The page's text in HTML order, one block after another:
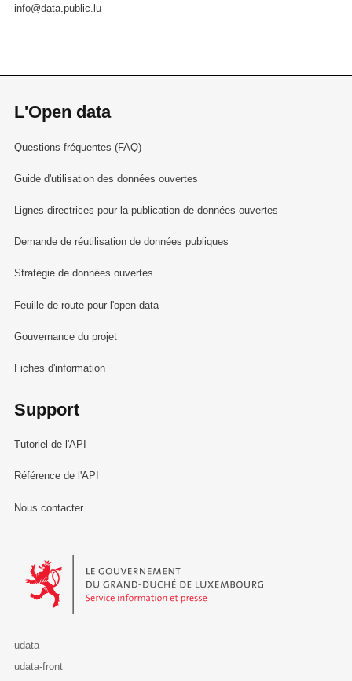
info@data.public.lu
L'Open data
Questions fréquentes (FAQ)
Guide d'utilisation des données ouvertes
Lignes directrices pour la publication de données ouvertes
Demande de réutilisation de données publiques
Stratégie de données ouvertes
Feuille de route pour l'open data
Gouvernance du projet
Fiches d'information
Support
Tutoriel de l'API
Référence de l'API
Nous contacter
Le Gouvernement du Grand-Duché de Luxembourg - Service
udata
udata-front